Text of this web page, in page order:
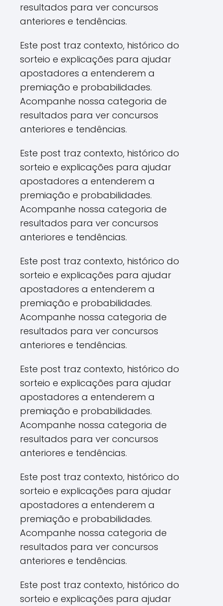
resultados para ver concursos
anteriores e tendências.
Este post traz contexto, histórico do
sorteio e explicações para ajudar
apostadores a entenderem a
premiação e probabilidades.
Acompanhe nossa categoria de
resultados para ver concursos
anteriores e tendências.
Este post traz contexto, histórico do
sorteio e explicações para ajudar
apostadores a entenderem a
premiação e probabilidades.
Acompanhe nossa categoria de
resultados para ver concursos
anteriores e tendências.
Este post traz contexto, histórico do
sorteio e explicações para ajudar
apostadores a entenderem a
premiação e probabilidades.
Acompanhe nossa categoria de
resultados para ver concursos
anteriores e tendências.
Este post traz contexto, histórico do
sorteio e explicações para ajudar
apostadores a entenderem a
premiação e probabilidades.
Acompanhe nossa categoria de
resultados para ver concursos
anteriores e tendências.
Este post traz contexto, histórico do
sorteio e explicações para ajudar
apostadores a entenderem a
premiação e probabilidades.
Acompanhe nossa categoria de
resultados para ver concursos
anteriores e tendências.
Este post traz contexto, histórico do
sorteio e explicações para ajudar